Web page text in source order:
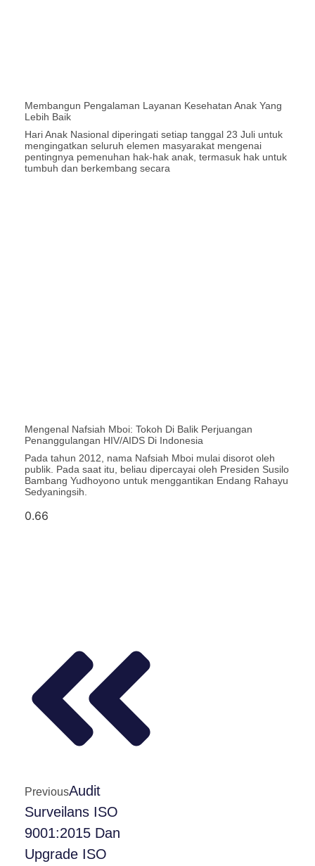
Membangun Pengalaman Layanan Kesehatan Anak Yang
Lebih Baik
Hari Anak Nasional diperingati setiap tanggal 23 Juli untuk
mengingatkan seluruh elemen masyarakat mengenai
pentingnya pemenuhan hak-hak anak, termasuk hak untuk
tumbuh dan berkembang secara
Mengenal Nafsiah Mboi: Tokoh Di Balik Perjuangan
Penanggulangan HIV/AIDS Di Indonesia
Pada tahun 2012, nama Nafsiah Mboi mulai disorot oleh
publik. Pada saat itu, beliau dipercayai oleh Presiden Susilo
Bambang Yudhoyono untuk menggantikan Endang Rahayu
Sedyaningsih.
PreviousAudit
Surveilans ISO
9001:2015 Dan
Upgrade ISO